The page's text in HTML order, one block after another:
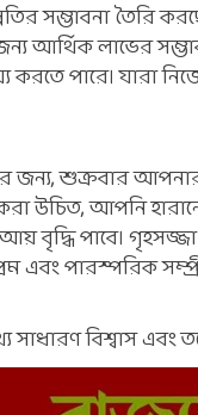
সম্ভাবনা তৈরি
আর্থিক লাভের
করতে পারে। যারা
জন্য, শুক্রবার
উচিত, আপনি
বৃদ্ধি পাবে।
এবং পারস্পরিক
সাধারণ বিশ্বাস